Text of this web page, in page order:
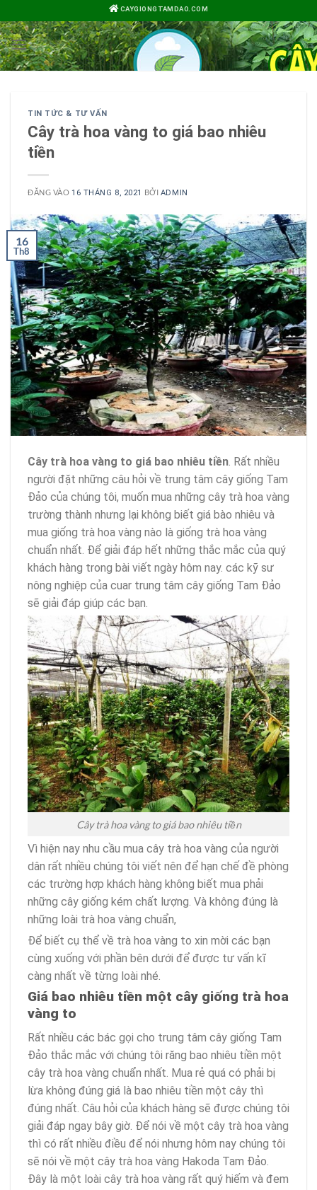
qua
nội
dung
CAYGIONGTAMDAO.COM
TIN TỨC & TƯ VẤN
Cây trà hoa vàng to giá bao nhiêu
tiền
ĐĂNG VÀO16 THÁNG 8, 2021 BỞI ADMIN
16
Th8
Cây trà hoa vàng to giá bao nhiêu tiền. Rất nhiều
người đặt những câu hỏi về trung tâm cây giống Tam
Đảo của chúng tôi, muốn mua những cây trà hoa vàng
trường thành nhưng lại không biết giá bào nhiêu và
mua giống trà hoa vàng nào là giống trà hoa vàng
chuẩn nhất. Để giải đáp hết những thắc mắc của quý
khách hàng trong bài viết ngày hôm nay. các kỹ sư
nông nghiệp của cuar trung tâm cây giống Tam Đảo
sẽ giải đáp giúp các bạn.
Cây trà hoa vàng to giá bao nhiêu tiền
Vì hiện nay nhu cầu mua cây trà hoa vàng của người
dân rất nhiều chúng tôi viết nên để hạn chế đề phòng
các trường hợp khách hàng không biết mua phải
những cây giống kém chất lượng. Và không đúng là
những loài trà hoa vàng chuẩn,
Để biết cụ thể về trà hoa vàng to xin mời các bạn
cùng xuống với phần bên dưới để được tư vấn kĩ
càng nhất về từng loài nhé.
Giá bao nhiêu tiền một cây giống trà hoa
vàng to
Rất nhiều các bác gọi cho trung tâm cây giống Tam
Đảo thắc mắc với chúng tôi răng bao nhiêu tiền một
cây trà hoa vàng chuẩn nhất. Mua rẻ quá có phải bị
lừa không đúng giá là bao nhiêu tiền một cây thì
đúng nhất. Câu hỏi của khách hàng sẽ được chúng tôi
giải đáp ngay bây giờ. Để nói về một cây trà hoa vàng
thì có rất nhiều điều để nói nhưng hôm nay chúng tôi
sẽ nói về một cây trà hoa vàng Hakoda Tam Đảo.
Đây là một loài cây trà hoa vàng rất quý hiếm và đem